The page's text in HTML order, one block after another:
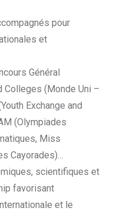
pour
et
Général
Colleges (Monde Uni –
Exchange and
(Olympiades
Miss
Cayorades)…
scientifiques et
favorisant
et le